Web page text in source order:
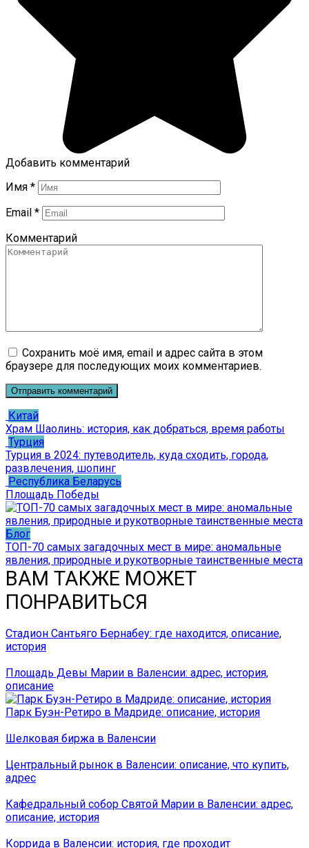
Добавить комментарий
Имя *
Email *
Комментарий
Сохранить моё имя, email и адрес сайта в этом
браузере для последующих моих комментариев.
Китай
Храм Шаолинь: история, как добраться, время работы
Турция
Турция в 2024: путеводитель, куда сходить, города,
развлечения, шопинг
Республика Беларусь
Площадь Победы
Блог
ТОП-70 самых загадочных мест в мире: аномальные
явления, природные и рукотворные таинственные места
ВАМ ТАКЖЕ МОЖЕТ
ПОНРАВИТЬСЯ
Стадион Сантьяго Бернабеу: где находится, описание,
история
Площадь Девы Марии в Валенсии: адрес, история,
описание
Парк Буэн-Ретиро в Мадриде: описание, история
Шелковая биржа в Валенсии
Центральный рынок в Валенсии: описание, что купить,
адрес
Кафедральный собор Святой Марии в Валенсии: адрес,
описание, история
Коррида в Валенсии: история, где проходит